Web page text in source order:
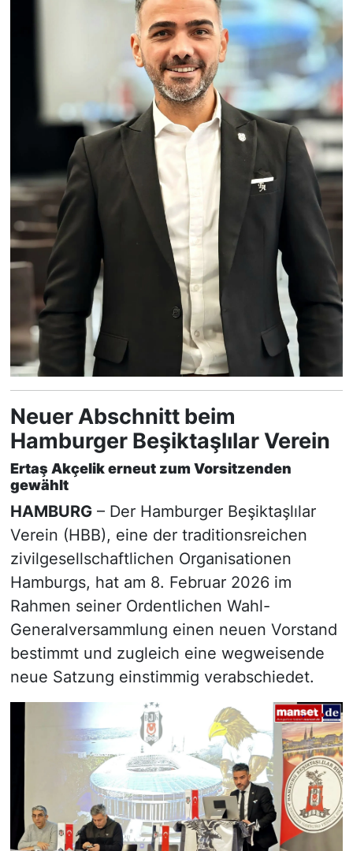
Neuer Abschnitt beim
Hamburger Beşiktaşlılar Verein
Ertaş Akçelik erneut zum Vorsitzenden
gewählt
HAMBURG– Der Hamburger Beşiktaşlılar
Verein (HBB), eine der traditionsreichen
zivilgesellschaftlichen Organisationen
Hamburgs, hat am 8. Februar 2026 im
Rahmen seiner Ordentlichen Wahl-
Generalversammlung einen neuen Vorstand
bestimmt und zugleich eine wegweisende
neue Satzung einstimmig verabschiedet.